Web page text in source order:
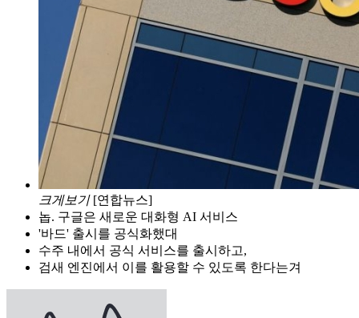
크게보기 [연합뉴스]
놉. 구글은 새로운 대화형 AI 서비스
'바드' 출시를 공식화했대
수주 내에서 공식 서비스를 출시하고,
검새 엔진에서 이를 활용할 수 있도록 한다는겨